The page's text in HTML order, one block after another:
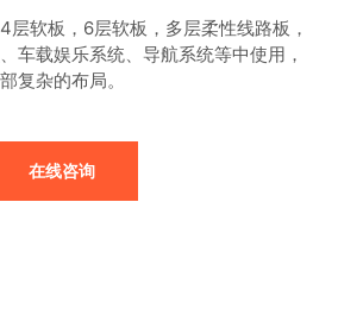
层软板，6层软板，多层柔性线路板，
车载娱乐系统、导航系统等中使用，
复杂的布局。
在线咨询